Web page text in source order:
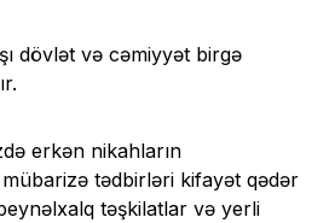
dövlət və cəmiyyət birgə
erkən nikahların
mübarizə tədbirləri kifayət qədər
təşkilatlar və yerli